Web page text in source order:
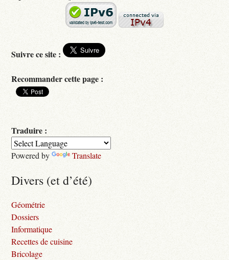
Suivre ce site :
Recommander cette page :
Traduire :
Powered by Translate
Divers (et d’été)
Géométrie
Dossiers
Informatique
Recettes de cuisine
Bricolage